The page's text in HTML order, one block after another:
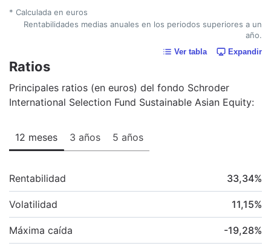
* Calculada en euros
Rentabilidades medias anuales en los periodos superiores a un
año.
Ver tabla Expandir
Ratios
Principales ratios (en euros) del fondo Schroder
International Selection Fund Sustainable Asian Equity:
12 meses 3 años 5 años
Rentabilidad 33,34%
Volatilidad 11,15%
Máxima caída -19,28%